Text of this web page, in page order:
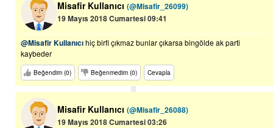
Misafir Kullanıcı (@Misafir_26099)
19 Mayıs 2018 Cumartesi 09:41
@Misafir Kullanıcıhiç birfi çıkmaz bunlar çıkarsa bingölde ak parti
kaybeder
Beğendim (0) Beğenmedim (0) Cevapla
Misafir Kullanıcı (@Misafir_26088)
19 Mayıs 2018 Cumartesi 03:26